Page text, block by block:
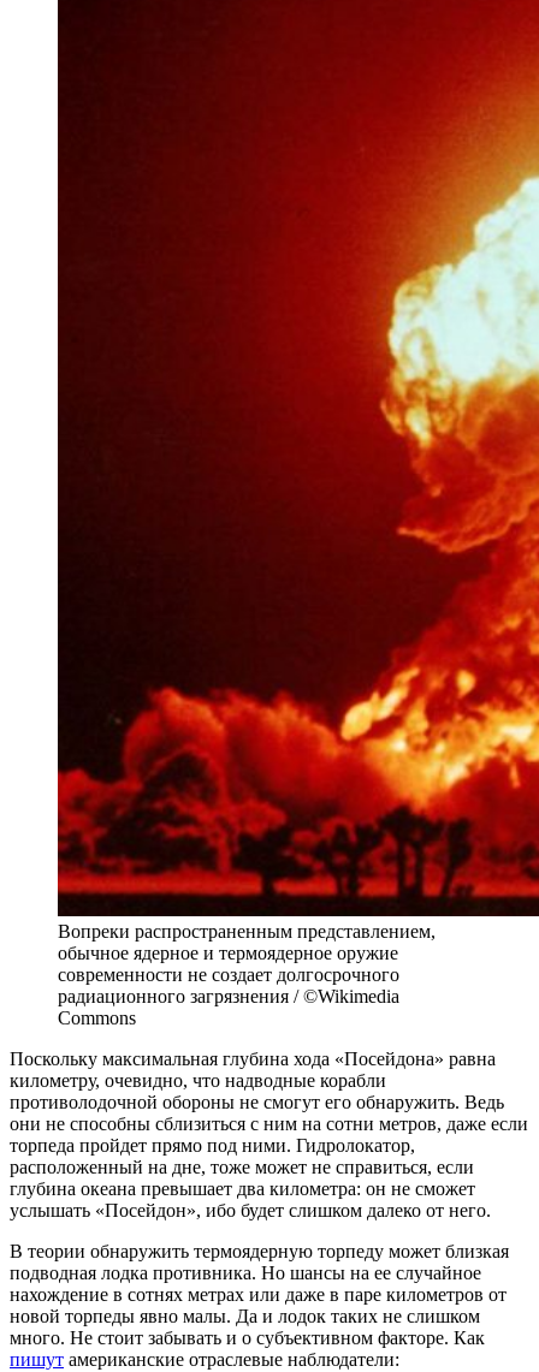
Вопреки распространенным представлением,
обычное ядерное и термоядерное оружие
современности не создает долгосрочного
радиационного загрязнения / ©Wikimedia
Commons
Поскольку максимальная глубина хода «Посейдона» равна
километру, очевидно, что надводные корабли
противолодочной обороны не смогут его обнаружить. Ведь
они не способны сблизиться с ним на сотни метров, даже если
торпеда пройдет прямо под ними. Гидролокатор,
расположенный на дне, тоже может не справиться, если
глубина океана превышает два километра: он не сможет
услышать «Посейдон», ибо будет слишком далеко от него.
В теории обнаружить термоядерную торпеду может близкая
подводная лодка противника. Но шансы на ее случайное
нахождение в сотнях метрах или даже в паре километров от
новой торпеды явно малы. Да и лодок таких не слишком
много. Не стоит забывать и о субъективном факторе. Как
пишут американские отраслевые наблюдатели: